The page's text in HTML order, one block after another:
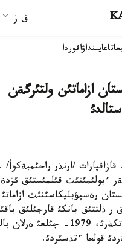
ق ز
تاعايىنداۋاقوردا
ازاماتئن ولتئرگةن
تامئز. قازاقپارات /ارنذر
ءبولئمئنئث قئلمئستئق
رةسپؤبليكاسئنئث
ر ذلتتئق بانكئ قارجئلئق
كوميتةتئنئث قئزمةتكةرئ، 1979-
قولعا ءتذسئردئ.